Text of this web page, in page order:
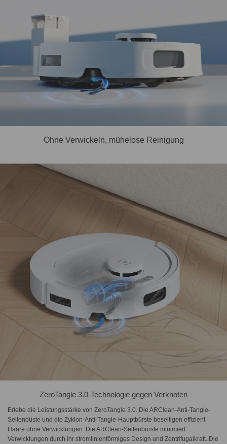
Ohne Verwickeln, mühelose Reinigung
ZeroTangle 3.0-Technologie gegen Verknoten
Erlebe die Leistungsstärke von ZeroTangle 3.0. Die ARClean-Anti-Tangle-
Seitenbüste und die Zyklon-Anti-Tangle-Hauptbürste beseitigen effizient
Haare ohne Verwicklungen. Die ARClean-Seitenbürste minimiert
Verwicklungen durch ihr stromlinienförmiges Design und Zentrifugalkraft. Die